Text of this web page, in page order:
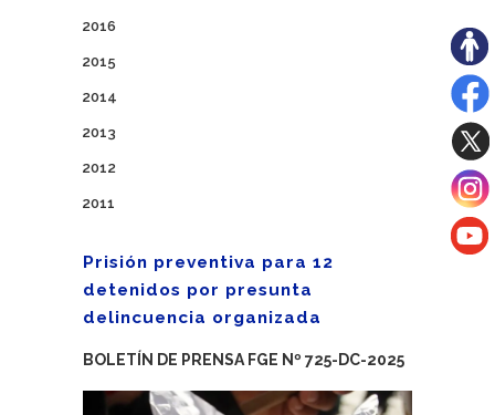
2016
2015
2014
2013
2012
2011
Prisión preventiva para 12
detenidos por presunta
delincuencia organizada
BOLETÍN DE PRENSA FGE Nº 725-DC-2025